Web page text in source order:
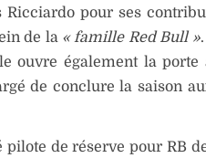
Ricciardo pour ses
de la « famille Red Bull »
ouvre également la porte
de conclure la saison
de réserve pour RB